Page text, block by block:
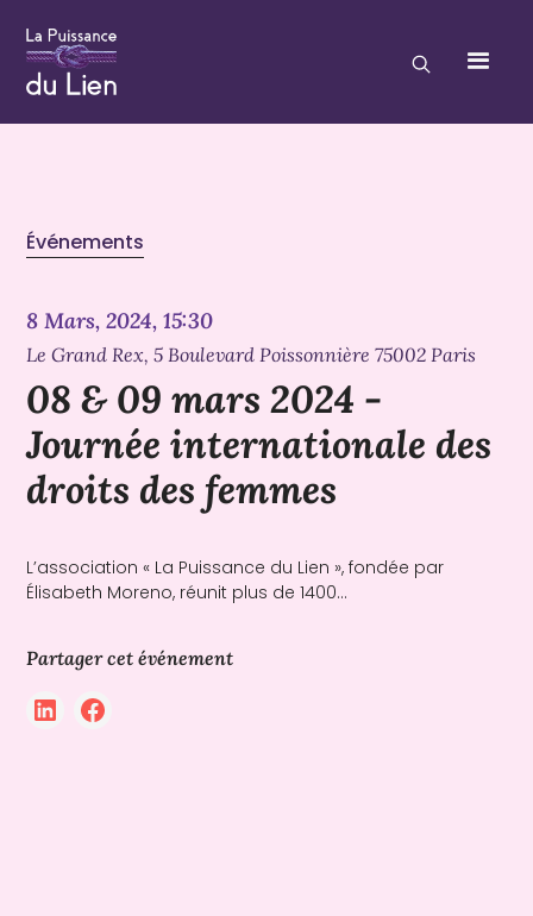
Événements
8 Mars, 2024, 15:30
Le Grand Rex, 5 Boulevard Poissonnière 75002 Paris
08 & 09 mars 2024 -
Journée internationale des
droits des femmes
L’association « La Puissance du Lien », fondée par
Élisabeth Moreno, réunit plus de 1400...
Partager cet événement